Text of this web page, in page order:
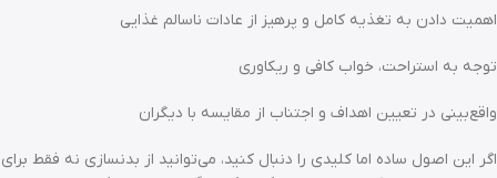
اهمیت دادن به تغذیه کامل و پرهیز از عادات ناسالم غذایی
توجه به استراحت، خواب کافی و ریکاوری
واقع‌بینی در تعیین اهداف و اجتناب از مقایسه با دیگران
اگر این اصول ساده اما کلیدی را دنبال کنید، می‌توانید از بدنسازی نه فقط برای